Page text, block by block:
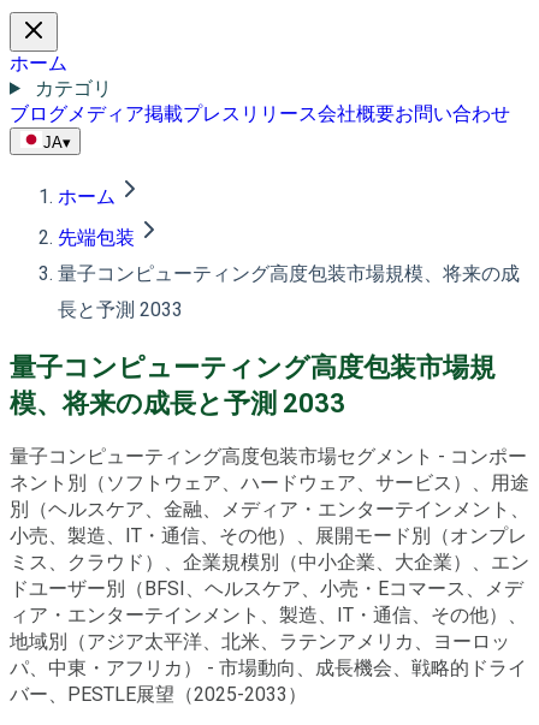
ホーム
カテゴリ
ブログメディア掲載プレスリリース会社概要お問い合わせ
JA▾
ホーム
先端包装
量子コンピューティング高度包装市場規模、将来の成
長と予測 2033
量子コンピューティング高度包装市場規
模、将来の成長と予測 2033
量子コンピューティング高度包装市場セグメント - コンポー
ネント別（ソフトウェア、ハードウェア、サービス）、用途
別（ヘルスケア、金融、メディア・エンターテインメント、
小売、製造、IT・通信、その他）、展開モード別（オンプレ
ミス、クラウド）、企業規模別（中小企業、大企業）、エン
ドユーザー別（BFSI、ヘルスケア、小売・Eコマース、メデ
ィア・エンターテインメント、製造、IT・通信、その他）、
地域別（アジア太平洋、北米、ラテンアメリカ、ヨーロッ
パ、中東・アフリカ） - 市場動向、成長機会、戦略的ドライ
バー、PESTLE展望（2025-2033）